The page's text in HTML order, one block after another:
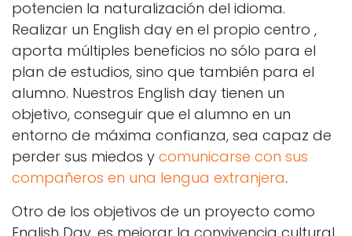
potencien la naturalización del idioma.
Realizar un English day en el propio centro ,
aporta múltiples beneficios no sólo para el
plan de estudios, sino que también para el
alumno. Nuestros English day tienen un
objetivo, conseguir que el alumno en un
entorno de máxima confianza, sea capaz de
perder sus miedos y comunicarse con sus
compañeros en una lengua extranjera.
Otro de los objetivos de un proyecto como